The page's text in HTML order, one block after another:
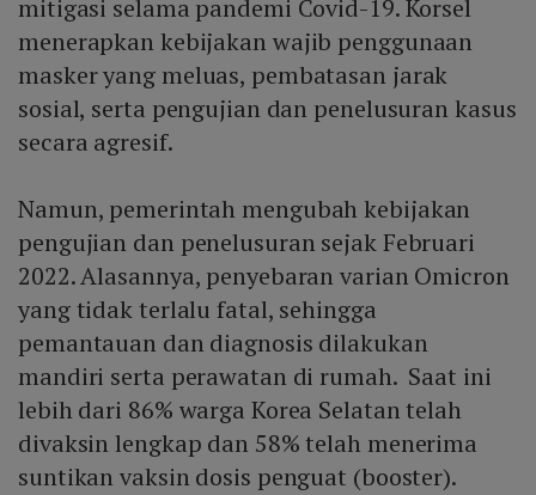
mitigasi selama pandemi Covid-19. Korsel
menerapkan kebijakan wajib penggunaan
masker yang meluas, pembatasan jarak
sosial, serta pengujian dan penelusuran kasus
secara agresif.
Namun, pemerintah mengubah kebijakan
pengujian dan penelusuran sejak Februari
2022. Alasannya, penyebaran varian Omicron
yang tidak terlalu fatal, sehingga
pemantauan dan diagnosis dilakukan
mandiri serta perawatan di rumah. Saat ini
lebih dari 86% warga Korea Selatan telah
divaksin lengkap dan 58% telah menerima
suntikan vaksin dosis penguat (booster).